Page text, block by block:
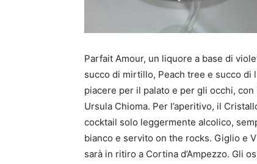
Parfait Amour, un liquore a base di
succo di mirtillo, Peach tree e succo di
piacere per il palato e per gli occhi,
Ursula Chioma. Per l’aperitivo, il
cocktail solo leggermente alcolico,
bianco e servito on the rocks. Giglio e
sarà in ritiro a Cortina d’Ampezzo. Gli